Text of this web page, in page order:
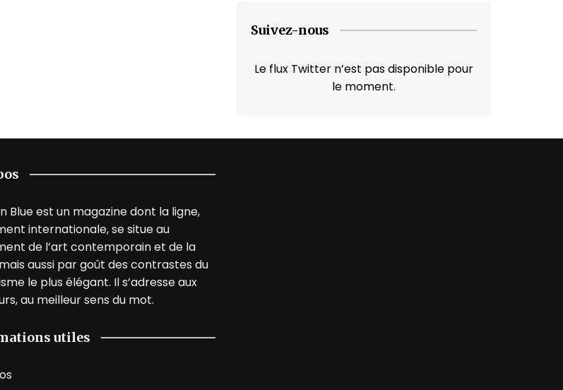
Suivez-nous
Le flux Twitter n’est pas disponible pour
le moment.
Blue est un magazine dont la ligne,
internationale, se situe au
de l’art contemporain et de la
aussi par goût des contrastes du
le plus élégant. Il s’adresse aux
au meilleur sens du mot.
utiles